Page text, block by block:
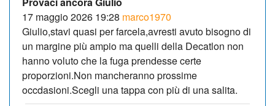
17 maggio 2026 19:28 marco1970
Giulio,stavi quasi per farcela,avresti avuto bisogno di
un margine più ampio ma quelli della Decatlon non
hanno voluto che la fuga prendesse certe
proporzioni.Non mancheranno prossime
occdasioni.Scegli una tappa con più di una salita.